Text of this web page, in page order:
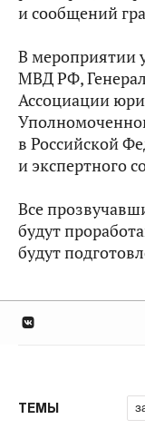
и сообщений
В мероприятии
МВД РФ,
Ассоциации
в Российской
и экспертного
Все
будут
будут
ТЕМЫ